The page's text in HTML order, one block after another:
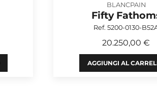
BLANCPAIN
Fifty
Ref. 5200-0130-
20.250,00 €
AGGIUNGI AL